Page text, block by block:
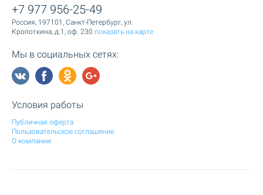
+7 977 956-25-49
Россия, 197101, Санкт-Петербург, ул.
Кропоткина, д.1, оф. 230 показать на карте
Мы в социальных сетях:
Условия работы
Публичная оферта
Пользовательское соглашение
О компании